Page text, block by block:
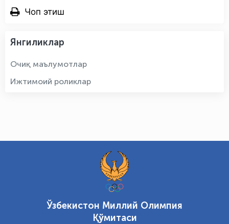
Чоп этиш
Янгиликлар
Очиқ маълумотлар
Ижтимоий роликлар
Ўзбекистон Миллий Олимпия
Қўмитаси